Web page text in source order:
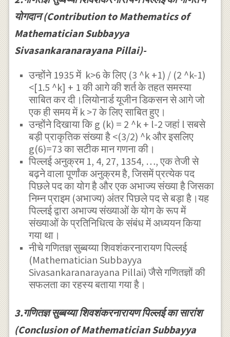
योगदान (Contribution to Mathematics of
Mathematician Subbayya
Sivasankaranarayana Pillai)-
उन्होंने 1935 में k>6 के लिए (3 ^k +1) / (2 ^k-1)
<[1.5 ^k] + 1 की आगे की शर्त के तहत समस्या
साबित कर दी।लियोनार्ड यूजीन डिकसन से आगे जो
एक ही समय में k >7 के लिए साबित हुए।
उन्होंने दिखाया कि g (k) = 2 ^k + l-2 जहां l सबसे
बड़ी प्राकृतिक संख्या है <(3/2) ^k और इसलिए
g(6)=73 का सटीक मान गणना की।
पिल्लई अनुक्रम 1, 4, 27, 1354, …, एक तेजी से
बढ़ने वाला पूर्णांक अनुक्रम है, जिसमें प्रत्येक पद
पिछले पद का योग है और एक अभाज्य संख्या है जिसका
निम्न प्राइम (अभाज्य) अंतर पिछले पद से बड़ा है।यह
पिल्लई द्वारा अभाज्य संख्याओं के योग के रूप में
संख्याओं के प्रतिनिधित्व के संबंध में अध्ययन किया
गया था।
नीचे गणितज्ञ सुब्बय्या शिवशंकरनारायण पिल्लई
(Mathematician Subbayya
Sivasankaranarayana Pillai) जैसे गणितज्ञों की
सफलता का रहस्य बताया गया है।
3.गणितज्ञ सुब्बय्या शिवशंकरनारायण पिल्लई का सारांश
(Conclusion of Mathematician Subbayya